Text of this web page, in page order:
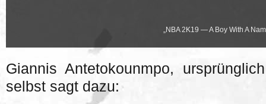
„NBA 2K19 — A Boy With A
Giannis Antetokounmpo,
selbst sagt dazu: